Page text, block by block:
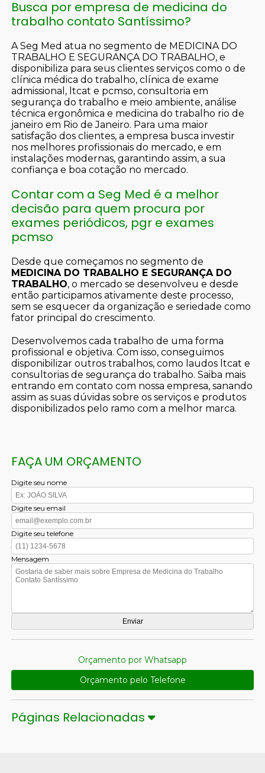
Busca por empresa de medicina do
trabalho contato Santíssimo?
A Seg Med atua no segmento de MEDICINA DO
TRABALHO E SEGURANÇA DO TRABALHO, e
disponibiliza para seus clientes serviços como o de
clínica médica do trabalho, clínica de exame
admissional, ltcat e pcmso, consultoria em
segurança do trabalho e meio ambiente, análise
técnica ergonômica e medicina do trabalho rio de
janeiro em Rio de Janeiro. Para uma maior
satisfação dos clientes, a empresa busca investir
nos melhores profissionais do mercado, e em
instalações modernas, garantindo assim, a sua
confiança e boa cotação no mercado.
Contar com a Seg Med é a melhor
decisão para quem procura por
exames periódicos, pgr e exames
pcmso
Desde que começamos no segmento de
MEDICINA DO TRABALHO E SEGURANÇA DO
TRABALHO, o mercado se desenvolveu e desde
então participamos ativamente deste processo,
sem se esquecer da organização e seriedade como
fator principal do crescimento.
Desenvolvemos cada trabalho de uma forma
profissional e objetiva. Com isso, conseguimos
disponibilizar outros trabalhos, como laudos ltcat e
consultorias de segurança do trabalho. Saiba mais
entrando em contato com nossa empresa, sanando
assim as suas dúvidas sobre os serviços e produtos
disponibilizados pelo ramo com a melhor marca.
FAÇA UM ORÇAMENTO
Digite seu nome
Digite seu email
Digite seu telefone
Mensagem
Orçamento por Whatsapp
Orçamento pelo Telefone
Páginas Relacionadas